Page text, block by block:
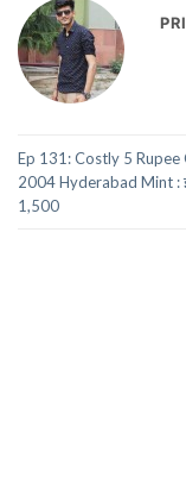
Ep 131: Costly 5 Rupee
2004 Hyderabad Mint :
1,500